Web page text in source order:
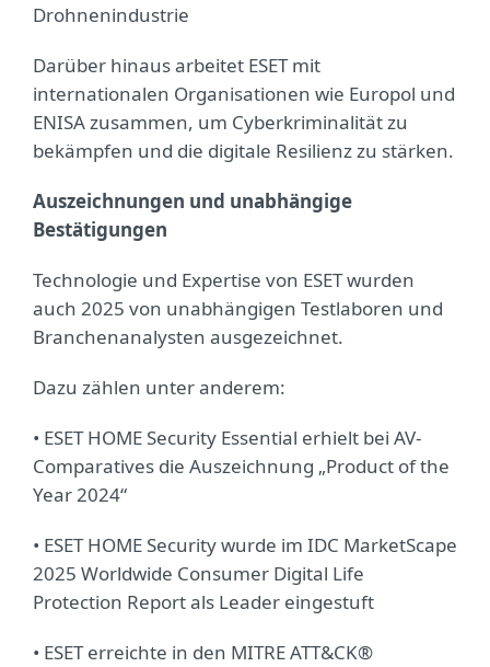
Drohnenindustrie
Darüber hinaus arbeitet ESET mit
internationalen Organisationen wie Europol und
ENISA zusammen, um Cyberkriminalität zu
bekämpfen und die digitale Resilienz zu stärken.
Auszeichnungen und unabhängige
Bestätigungen
Technologie und Expertise von ESET wurden
auch 2025 von unabhängigen Testlaboren und
Branchenanalysten ausgezeichnet.
Dazu zählen unter anderem:
• ESET HOME Security Essential erhielt bei AV-
Comparatives die Auszeichnung „Product of the
Year 2024“
• ESET HOME Security wurde im IDC MarketScape
2025 Worldwide Consumer Digital Life
Protection Report als Leader eingestuft
• ESET erreichte in den MITRE ATT&CK®